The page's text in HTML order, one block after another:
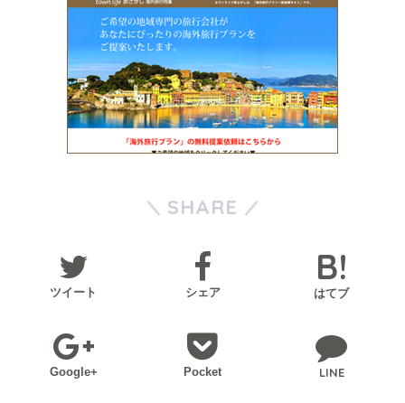
SHARE
ツイート シェア はてブ
Google+ Pocket LINE